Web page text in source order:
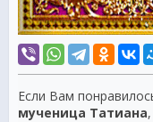
Если Вам
мученица Татиана